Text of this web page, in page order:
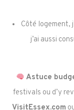
Côté logement,
j’ai aussi
Astuce
festivals ou d’y
VisitEssex.com